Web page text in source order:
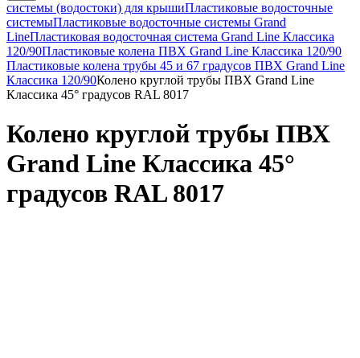
системы (водостоки) для крышиПластиковые водосточные
системыПластиковые водосточные системы Grand
LineПластиковая водосточная система Grand Line Классика
120/90Пластиковые колена ПВХ Grand Line Классика 120/90
Пластиковые колена трубы 45 и 67 градусов ПВХ Grand Line
Классика 120/90Колено круглой трубы ПВХ Grand Line
Классика 45° градусов RAL 8017
Колено круглой трубы ПВХ
Grand Line Классика 45°
градусов RAL 8017